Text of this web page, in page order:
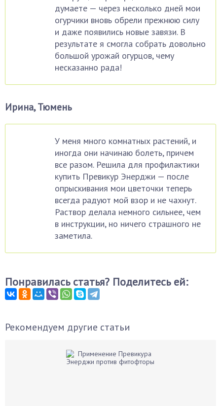
думаете — через несколько дней мои
огурчики вновь обрели прежнюю силу
и даже появились новые завязи. В
результате я смогла собрать довольно
большой урожай огурцов, чему
несказанно рада!
Ирина, Тюмень
У меня много комнатных растений, и
иногда они начинаю болеть, причем
все разом. Решила для профилактики
купить Превикур Энерджи — после
опрыскивания мои цветочки теперь
всегда радуют мой взор и не чахнут.
Раствор делала немного сильнее, чем
в инструкции, но ничего страшного не
заметила.
Понравилась статья? Поделитесь ей:
Рекомендуем другие статьи